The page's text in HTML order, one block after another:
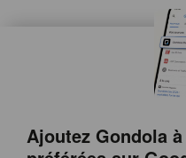
Ajoutez Gondola